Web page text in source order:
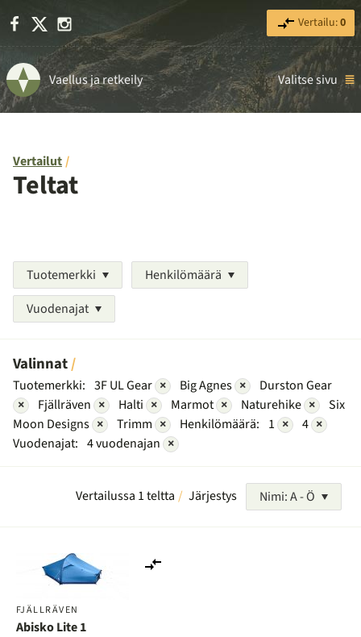
Facebook Instagram Vertailu:0
Vaellus ja retkeily Valitse sivu
Vertailut
Teltat
Tuotemerkki
Henkilömäärä
Vuodenajat
Valinnat
Tuotemerkki: 3F UL Gear × Big Agnes ×
Durston Gear
×
Fjällräven × Halti × Marmot × Naturehike ×
Six
Moon Designs × Trimm × Henkilömäärä: 1 × 4 ×
Vuodenajat: 4 vuodenajan ×
Vertailussa 1 teltta Järjestys Nimi: A - Ö
FJÄLLRÄVEN
Abisko Lite 1